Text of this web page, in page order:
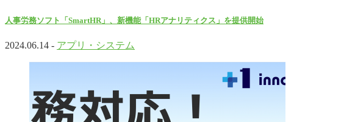
人事労務ソフト「SmartHR」、新機能「HRアナリティクス」を提供開始
2024.06.14 - アプリ・システム